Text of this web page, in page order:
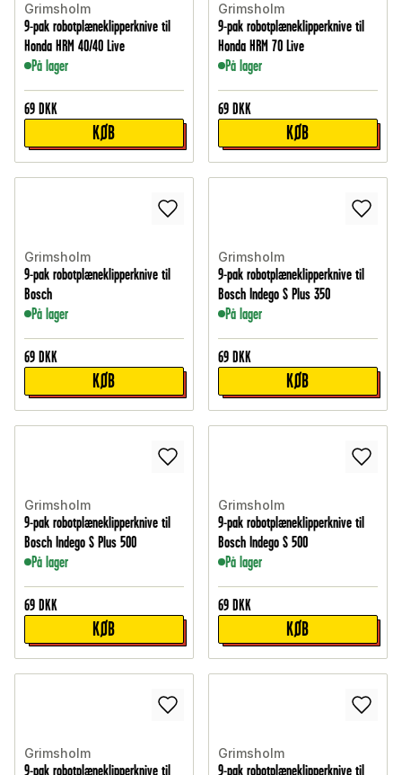
Grimsholm
9-pak robotplæneklipperknive til
Honda HRM 40/40 Live
På lager
69 DKK
KØB
Grimsholm
9-pak robotplæneklipperknive til
Honda HRM 70 Live
På lager
69 DKK
KØB
Grimsholm
9-pak robotplæneklipperknive til
Bosch
På lager
69 DKK
KØB
Grimsholm
9-pak robotplæneklipperknive til
Bosch Indego S Plus 350
På lager
69 DKK
KØB
Grimsholm
9-pak robotplæneklipperknive til
Bosch Indego S Plus 500
På lager
69 DKK
KØB
Grimsholm
9-pak robotplæneklipperknive til
Bosch Indego S 500
På lager
69 DKK
KØB
Grimsholm
9-pak robotplæneklipperknive til
Grimsholm
9-pak robotplæneklipperknive til